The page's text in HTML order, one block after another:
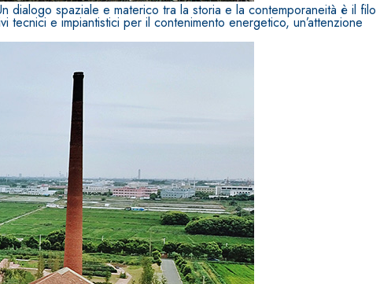
dialogo spaziale e materico tra la storia e la contemporaneità è il filo
e impiantistici per il contenimento energetico, un’attenzione